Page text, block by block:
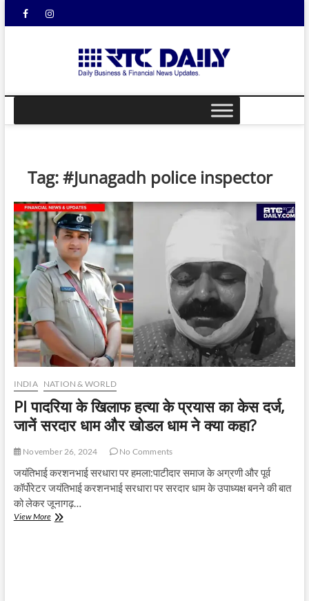
FacebookInstagram
DAILY
Tag:#Junagadh police inspector
INDIA NATION & WORLD
PI पादरिया के खिलाफ हत्या के प्रयास का केस दर्ज,
जानें सरदार धाम और खोडल धाम ने क्या कहा?
November 26, 2024 No Comments
जयंतिभाई करशनभाई सरधारा पर हमला:पाटीदार समाज के अग्रणी और पूर्व
कॉर्पोरेटर जयंतिभाई करशनभाई सरधारा पर सरदार धाम के उपाध्यक्ष बनने की बात
को लेकर जूनागढ़…
View MorePI